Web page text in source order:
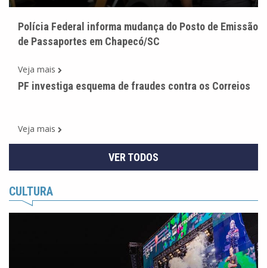
Polícia Federal informa mudança do Posto de Emissão
de Passaportes em Chapecó/SC
Veja mais
PF investiga esquema de fraudes contra os Correios
Veja mais
VER TODOS
CULTURA